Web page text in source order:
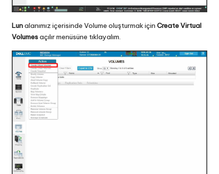
Lunalanımız içerisinde Volume oluşturmak için Create Virtual
Volumesaçılır menüsüne tıklayalım.